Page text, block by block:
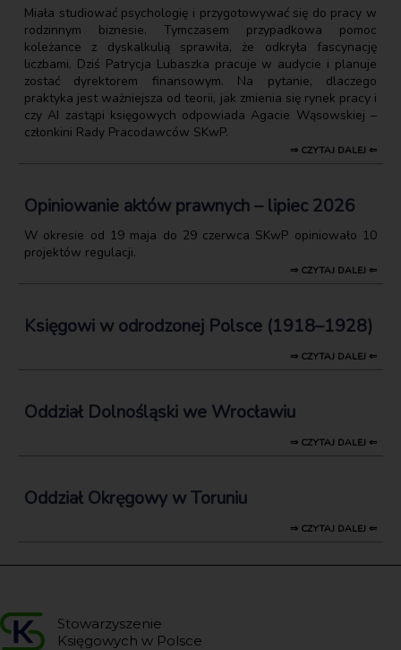
Miała studiować psychologię i przygotowywać się do pracy w
rodzinnym biznesie. Tymczasem przypadkowa pomoc
koleżance z dyskalkulią sprawiła, że odkryła fascynację
liczbami. Dziś Patrycja Lubaszka pracuje w audycie i planuje
zostać dyrektorem finansowym. Na pytanie, dlaczego
praktyka jest ważniejsza od teorii, jak zmienia się rynek pracy i
czy AI zastąpi księgowych odpowiada Agacie Wąsowskiej –
członkini Rady Pracodawców SKwP.
⇒ CZYTAJ DALEJ ⇐
Opiniowanie aktów prawnych – lipiec 2026
W okresie od 19 maja do 29 czerwca SKwP opiniowało 10
projektów regulacji.
⇒ CZYTAJ DALEJ ⇐
Księgowi w odrodzonej Polsce (1918–1928)
⇒ CZYTAJ DALEJ ⇐
Oddział Dolnośląski we Wrocławiu
⇒ CZYTAJ DALEJ ⇐
Oddział Okręgowy w Toruniu
⇒ CZYTAJ DALEJ ⇐
Stowarzyszenie
Księgowych w Polsce